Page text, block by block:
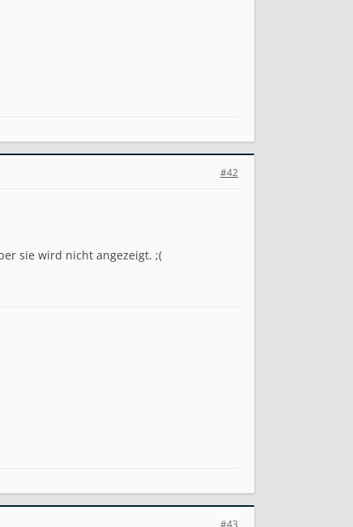
#42
sie wird nicht angezeigt. ;(
#43